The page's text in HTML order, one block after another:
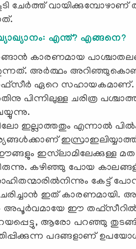
ചേര്‍ത്ത്
എന്ത്? എങ്ങനെ?
കാരണമായ
അർത്ഥം
ഏറെ സഹായകമാണ്.
പിന്നിലുള്ള ചരിത്ര
ഇല്ലാത്തതും എന്നാൽ
ഇസ്‌ലാമിലേക്കുള്ള
കഴിഞ്ഞു പോയ
കേട്ട്
ഇത് കാരണമായി.
അപൂർവമായേ ഈ
ആരോ പറഞ്ഞു
പദങ്ങളാണ്